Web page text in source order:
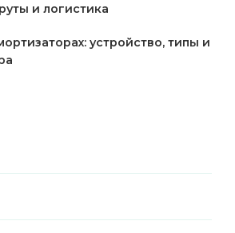
и логистика
устройство, типы и